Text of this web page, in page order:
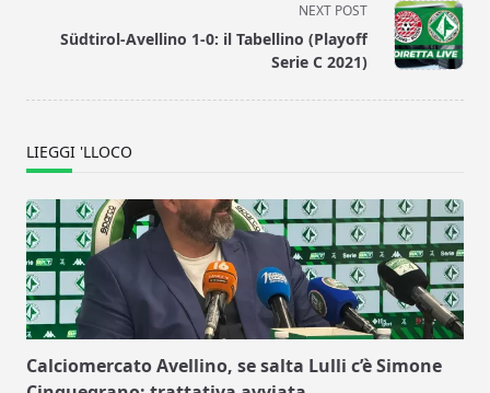
text">Page</span>
NEXT POST
Südtirol-Avellino 1-0: il Tabellino (Playoff
Serie C 2021)
LIEGGI 'LLOCO
Calciomercato Avellino, se salta Lulli c’è Simone